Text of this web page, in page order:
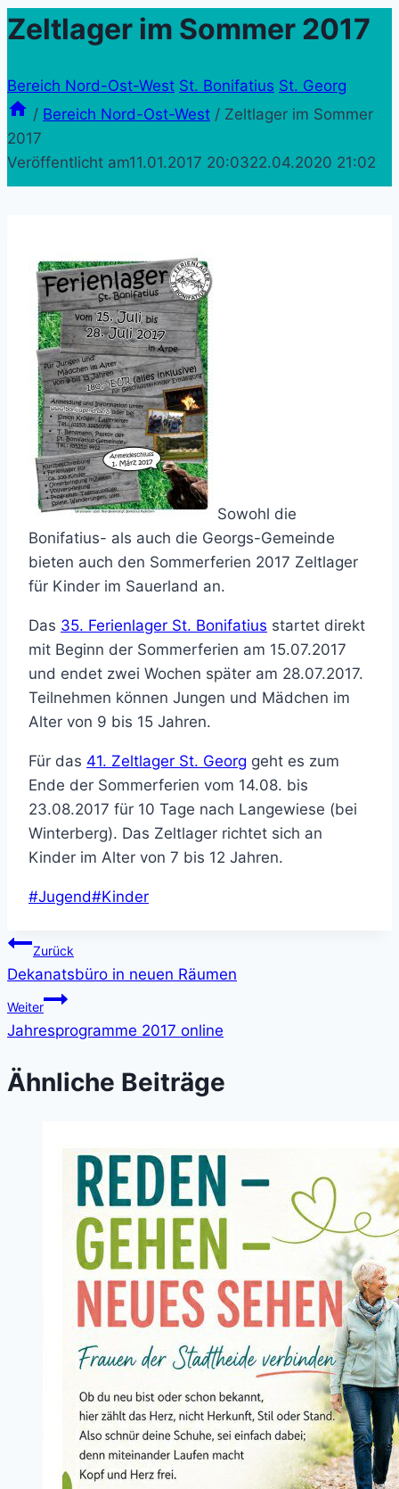
Zeltlager im Sommer 2017
Bereich Nord-Ost-West St. Bonifatius St. Georg
/ Bereich Nord-Ost-West / Zeltlager im Sommer
2017
Veröffentlicht am11.01.2017 20:0322.04.2020 21:02
Sowohl die
Bonifatius- als auch die Georgs-Gemeinde
bieten auch den Sommerferien 2017 Zeltlager
für Kinder im Sauerland an.
Das 35. Ferienlager St. Bonifatius startet direkt
mit Beginn der Sommerferien am 15.07.2017
und endet zwei Wochen später am 28.07.2017.
Teilnehmen können Jungen und Mädchen im
Alter von 9 bis 15 Jahren.
Für das 41. Zeltlager St. Georg geht es zum
Ende der Sommerferien vom 14.08. bis
23.08.2017 für 10 Tage nach Langewiese (bei
Winterberg). Das Zeltlager richtet sich an
Kinder im Alter von 7 bis 12 Jahren.
Schlagworte:
#Jugend#Kinder
Beitragsnavigation
Zurück
Dekanatsbüro in neuen Räumen
Weiter
Jahresprogramme 2017 online
Ähnliche Beiträge